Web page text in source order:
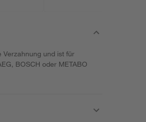
und ist für
BOSCH oder METABO